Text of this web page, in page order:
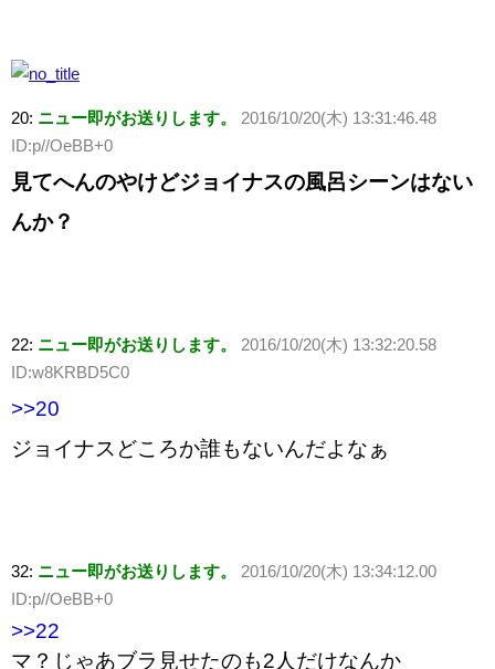
20: ニュー即がお送りします。
2016/10/20(木) 13:31:46.48
ID:p//OeBB+0
見てへんのやけどジョイナスの風呂シーンはない
んか？
22: ニュー即がお送りします。
2016/10/20(木) 13:32:20.58
ID:w8KRBD5C0
>>20
ジョイナスどころか誰もないんだよなぁ
32: ニュー即がお送りします。
2016/10/20(木) 13:34:12.00
ID:p//OeBB+0
>>22
マ？じゃあブラ見せたのも2人だけなんか